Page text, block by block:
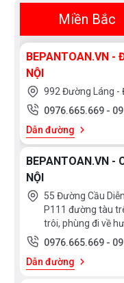
Miền Bắc
BEPANTOAN.VN -
NỘI
992 Đường Láng -
0976.665.669 -
Dẫn đường
BEPANTOAN.VN -
NỘI
55 Đường Cầu
P111 đường tàu
trôi, phùng đi về
0976.665.669 -
Dẫn đường